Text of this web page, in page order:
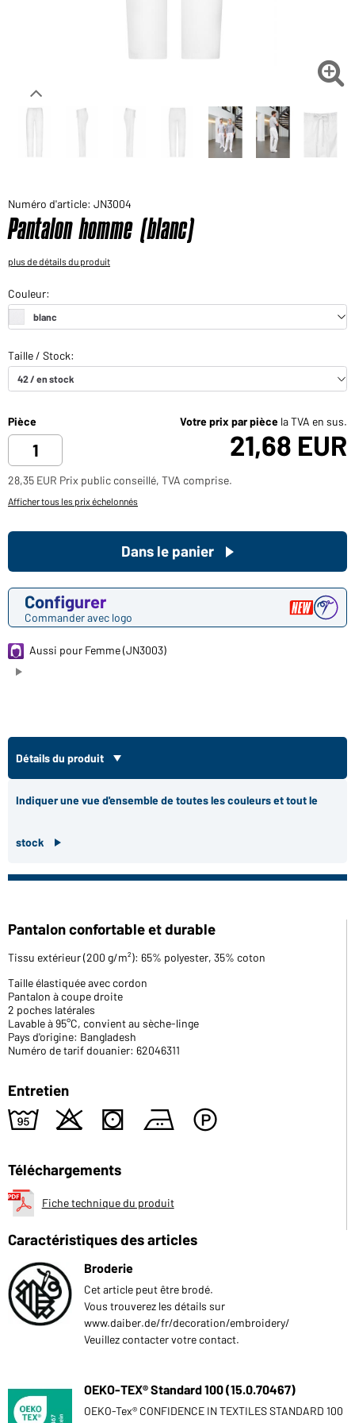
Chemin d'accès au shop des clients finaux 
Numéro d'article: JN3004
Pantalon homme (blanc)
plus de détails du produit
Pièce Votre prix par pièce la TVA en sus.
21,68 EUR
28,35 EUR Prix public conseillé, TVA comprise.
Afficher tous les prix échelonnés
Configurer
Commander avec logo
Dans le panier
Aussi pour Femme (JN3003)
Détails du produit
Indiquer une vue d'ensemble de toutes les couleurs et tout le
stock
Pantalon confortable et durable
Tissu extérieur (200 g/m²): 65% polyester, 35% coton
Taille élastiquée avec cordon
Pantalon à coupe droite
2 poches latérales
Lavable à 95°C, convient au sèche-linge
Pays d'origine: Bangladesh
Numéro de tarif douanier: 62046311
Entretien
2 o s b W
Téléchargements
Fiche technique du produit
Caractéristiques des articles
Broderie
Cet article peut être brodé.
Vous trouverez les détails sur
www.daiber.de/fr/decoration/embroidery/
Veuillez contacter votre contact.
OEKO-TEX® Standard 100 (15.0.70467)
OEKO-Tex® CONFIDENCE IN TEXTILES STANDARD 100